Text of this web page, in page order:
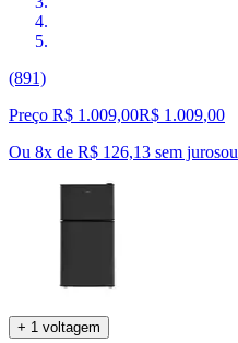
(891)
Preço R$ 1.009,00R$ 1.009,00
Ou 8x de R$ 126,13 sem jurosou
+ 1 voltagem